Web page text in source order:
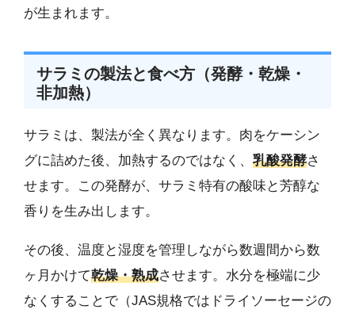
が生まれます。
サラミの製法と食べ方（発酵・乾燥・
非加熱）
サラミは、製法が全く異なります。肉をケーシン
グに詰めた後、加熱するのではなく、 乳酸発酵さ
せます。この発酵が、サラミ特有の酸味と芳醇な
香りを生み出します。
その後、温度と湿度を管理しながら数週間から数
ヶ月かけて乾燥・熟成させます。水分を極端に少
なくすることで（JAS規格ではドライソーセージの